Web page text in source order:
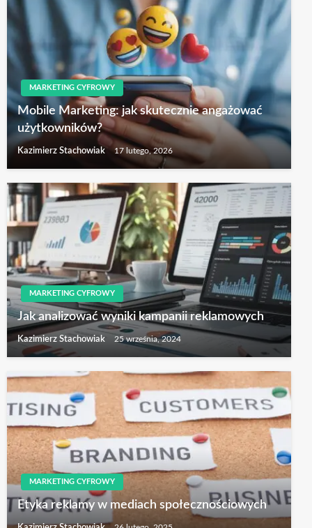
MARKETING CYFROWY
Mobile Marketing: jak skutecznie angażować
użytkowników?
Kazimierz Stachowiak 17 lutego, 2026
MARKETING CYFROWY
Jak analizować wyniki kampanii reklamowych
Kazimierz Stachowiak 25 września, 2024
MARKETING CYFROWY
Etyka reklamy w mediach społecznościowych